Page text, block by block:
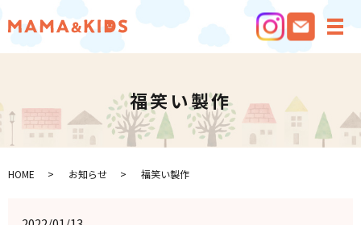
メ
福笑い製作
HOME お知らせ 福笑い製作